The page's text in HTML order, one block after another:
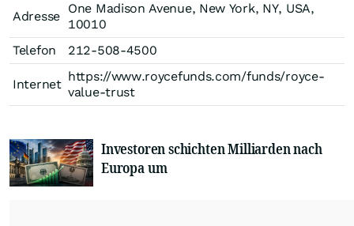
Adresse
One Madison Avenue, New York, NY, USA,
10010
Telefon
212-508-4500
Internet
https://www.roycefunds.com/funds/royce-
value-trust
Investoren schichten Milliarden nach
Europa um